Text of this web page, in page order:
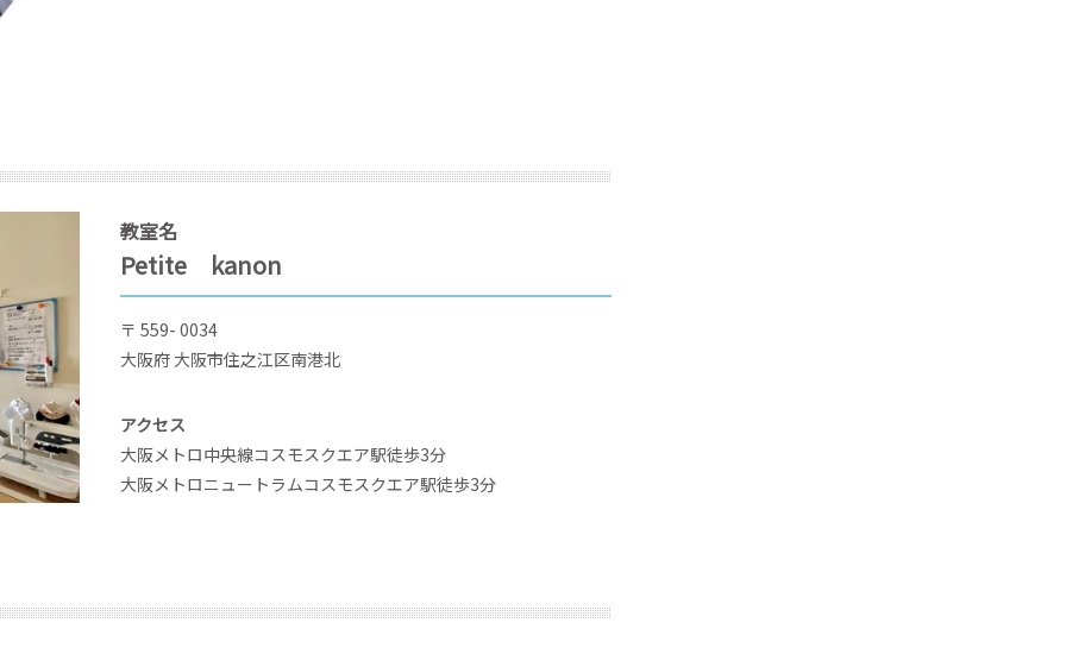
教室名
Petite kanon
〒 559- 0034
大阪府 大阪市住之江区南港北
アクセス
大阪メトロ中央線コスモスクエア駅徒歩3分
大阪メトロニュートラムコスモスクエア駅徒歩3分